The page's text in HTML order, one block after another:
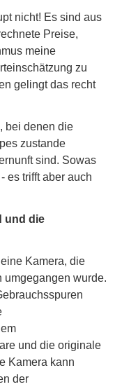
nicht! Es sind aus
Preise,
meine
zu
gelingt das recht
bei denen die
zustande
sind. Sowas
es trifft aber auch
und die
Kamera, die
umgegangen wurde.
und die originale
Kamera kann
der